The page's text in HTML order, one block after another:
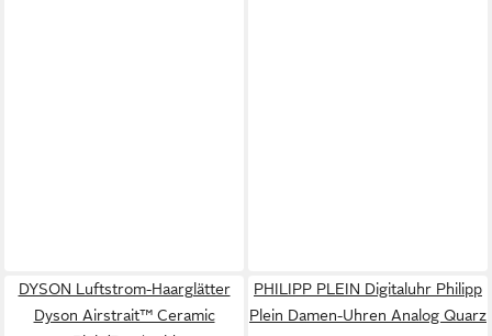
DYSON Luftstrom-Haarglätter
Dyson Airstrait™ Ceramic
PHILIPP PLEIN Digitaluhr Philipp
Plein Damen-Uhren Analog Quarz